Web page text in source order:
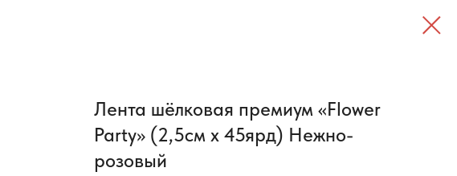
Лента шёлковая премиум «Flower
Party» (2,5см х 45ярд) Нежно-
розовый